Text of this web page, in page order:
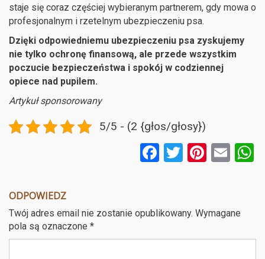
staje się coraz częściej wybieranym partnerem, gdy mowa o
profesjonalnym i rzetelnym ubezpieczeniu psa.
Dzięki odpowiedniemu ubezpieczeniu psa zyskujemy
nie tylko ochronę finansową, ale przede wszystkim
poczucie bezpieczeństwa i spokój w codziennej
opiece nad pupilem.
Artykuł sponsorowany
5/5 - (2 {głos/głosy})
F
b
o
T
er
Pi
es
E
ODPOWIEDZ
Twój adres email nie zostanie opublikowany. Wymagane
pola są oznaczone *